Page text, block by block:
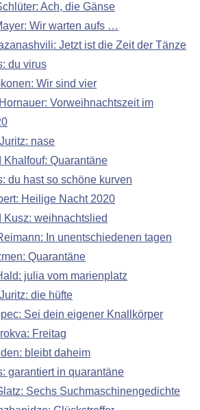
Ach, die Gänse
Wir warten aufs …
Jetzt ist die Zeit der Tänze
du virus
Wir sind vier
Vorweihnachtszeit im
nase
Khalfouf: Quarantäne
du hast so schöne kurven
Heilige Nacht 2020
Kusz: weihnachtslied
In unentschiedenen tagen
Quarantäne
julia vom marienplatz
die hüfte
Sei dein eigener Knallkörper
Freitag
bleibt daheim
garantiert in quarantäne
Sechs Suchmaschinengedichte